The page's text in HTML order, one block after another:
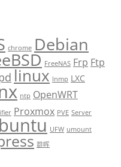
chrome Debian
FreeNAS Frp Ftp
linux lnmp LXC
ntp OpenWRT
Proxmox PVE Server
UFW umount
群晖